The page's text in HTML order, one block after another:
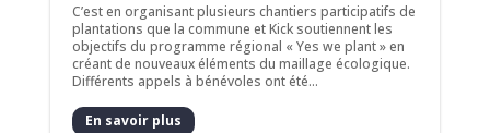
C’est en organisant plusieurs chantiers participatifs de
plantations que la commune et Kick soutiennent les
objectifs du programme régional « Yes we plant » en
créant de nouveaux éléments du maillage écologique.
Différents appels à bénévoles ont été...
En savoir plus